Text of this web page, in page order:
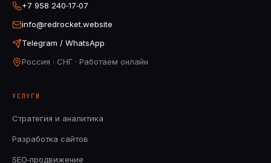
+7 958 240‑17‑07
info@redrocket.website
Telegram / WhatsApp
Россия · СНГ · Работаем онлайн
УСЛУГИ
Стратегия и аналитика
Разработка сайтов
SEO‑продвижение